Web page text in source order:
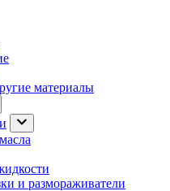
материалы
и размораживатели